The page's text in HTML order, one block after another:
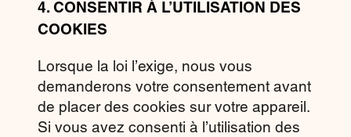
4. CONSENTIR À L’UTILISATION DES
COOKIES
Lorsque la loi l’exige, nous vous
demanderons votre consentement avant
de placer des cookies sur votre appareil.
Si vous avez consenti à l’utilisation des